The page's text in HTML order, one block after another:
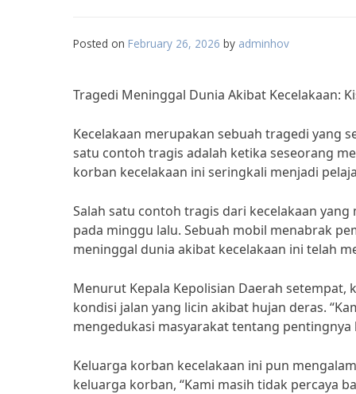
Posted on February 26, 2026 by adminhov
Tragedi Meninggal Dunia Akibat Kecelakaan:
Kecelakaan merupakan sebuah tragedi yang
satu contoh tragis adalah ketika seseorang
korban kecelakaan ini seringkali menjadi
Salah satu contoh tragis dari kecelakaan
pada minggu lalu. Sebuah mobil menabrak
meninggal dunia akibat kecelakaan ini telah
Menurut Kepala Kepolisian Daerah
kondisi jalan yang licin akibat hujan deras.
mengedukasi masyarakat tentang pentingnya
Keluarga korban kecelakaan ini pun
keluarga korban, “Kami masih tidak percaya